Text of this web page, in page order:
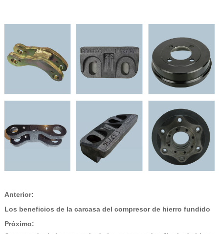
Anterior:
Los beneficios de la carcasa del compresor de hierro fundido
Próximo: